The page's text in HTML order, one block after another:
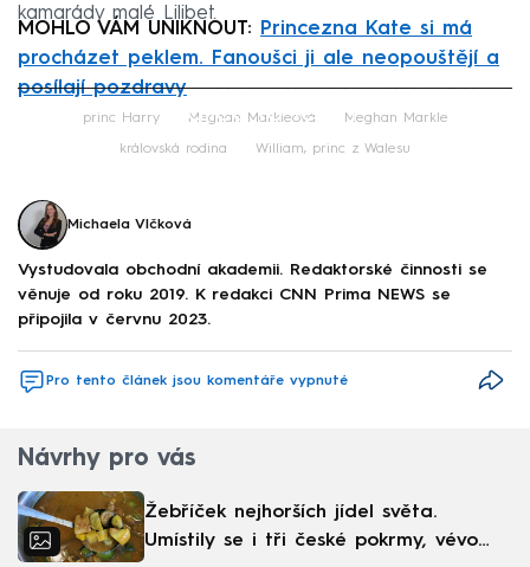
kamarády malé Lilibet.
MOHLO VÁM UNIKNOUT:
Princezna Kate si má
procházet peklem. Fanoušci ji ale neopouštějí a
posílají pozdravy
Failed to fetch
princ Harry Meghan Markleová Meghan Markle
královská rodina William, princ z Walesu
Michaela Vlčková
Vystudovala obchodní akademii. Redaktorské činnosti se
věnuje od roku 2019. K redakci CNN Prima NEWS se
připojila v červnu 2023.
Pro tento článek jsou komentáře vypnuté
Návrhy pro vás
Žebříček nejhorších jídel světa.
Umístily se i tři české pokrmy, vévodí